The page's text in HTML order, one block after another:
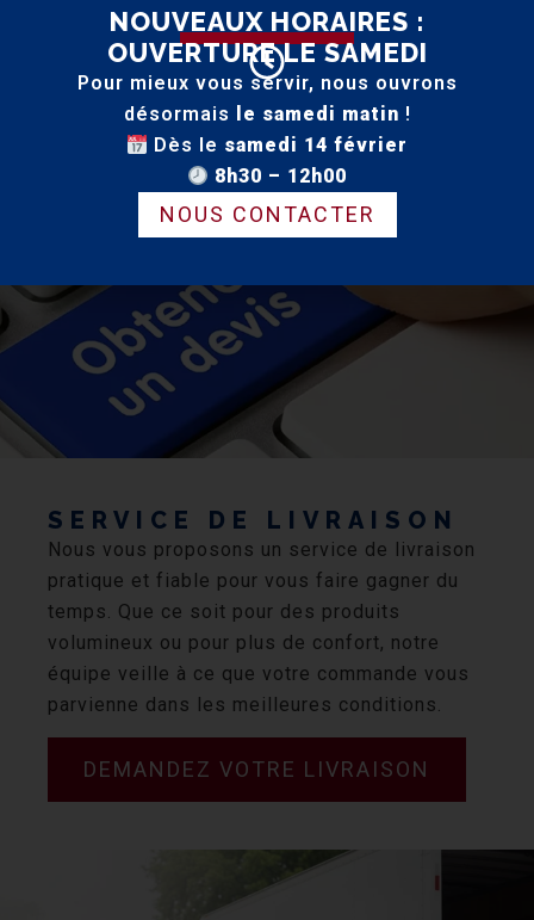
SERVICE DE LIVRAISON
Nous vous proposons un service de livraison
pratique et fiable pour vous faire gagner du
temps. Que ce soit pour des produits
volumineux ou pour plus de confort, notre
équipe veille à ce que votre commande vous
parvienne dans les meilleures conditions.
DEMANDEZ VOTRE LIVRAISON
NOUVEAUX HORAIRES :
OUVERTURE LE SAMEDI
Pour mieux vous servir, nous ouvrons
désormais
le samedi matin !
Dès le samedi 14 février
8h30 – 12h00
NOUS CONTACTER